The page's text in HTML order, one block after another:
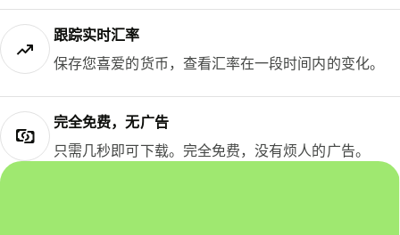
跟踪实时汇率
保存您喜爱的货币，查看汇率在一段时间内的变化。
完全免费，无广告
只需几秒即可下载。完全免费，没有烦人的广告。